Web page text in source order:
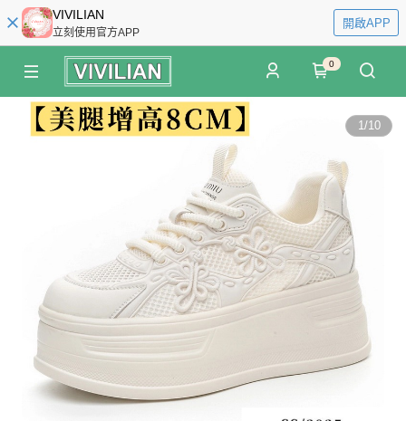
VIVILIAN
立刻使用官方APP
開啟APP
0
1/10